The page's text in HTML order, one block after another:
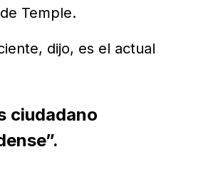
Temple.
dijo, es el actual
ciudadano